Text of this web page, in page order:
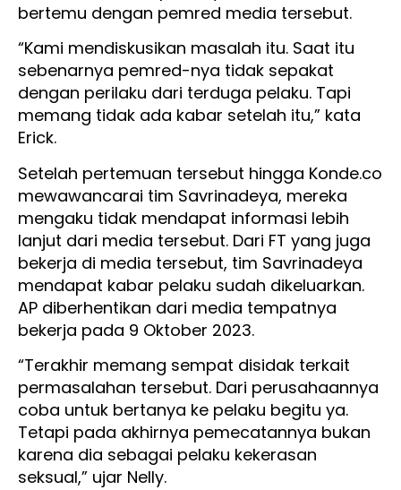
bertemu dengan pemred media tersebut.
“Kami mendiskusikan masalah itu. Saat itu
sebenarnya pemred-nya tidak sepakat
dengan perilaku dari terduga pelaku. Tapi
memang tidak ada kabar setelah itu,” kata
Erick.
Setelah pertemuan tersebut hingga Konde.co
mewawancarai tim Savrinadeya, mereka
mengaku tidak mendapat informasi lebih
lanjut dari media tersebut. Dari FT yang juga
bekerja di media tersebut, tim Savrinadeya
mendapat kabar pelaku sudah dikeluarkan.
AP diberhentikan dari media tempatnya
bekerja pada 9 Oktober 2023.
“Terakhir memang sempat disidak terkait
permasalahan tersebut. Dari perusahaannya
coba untuk bertanya ke pelaku begitu ya.
Tetapi pada akhirnya pemecatannya bukan
karena dia sebagai pelaku kekerasan
seksual,” ujar Nelly.